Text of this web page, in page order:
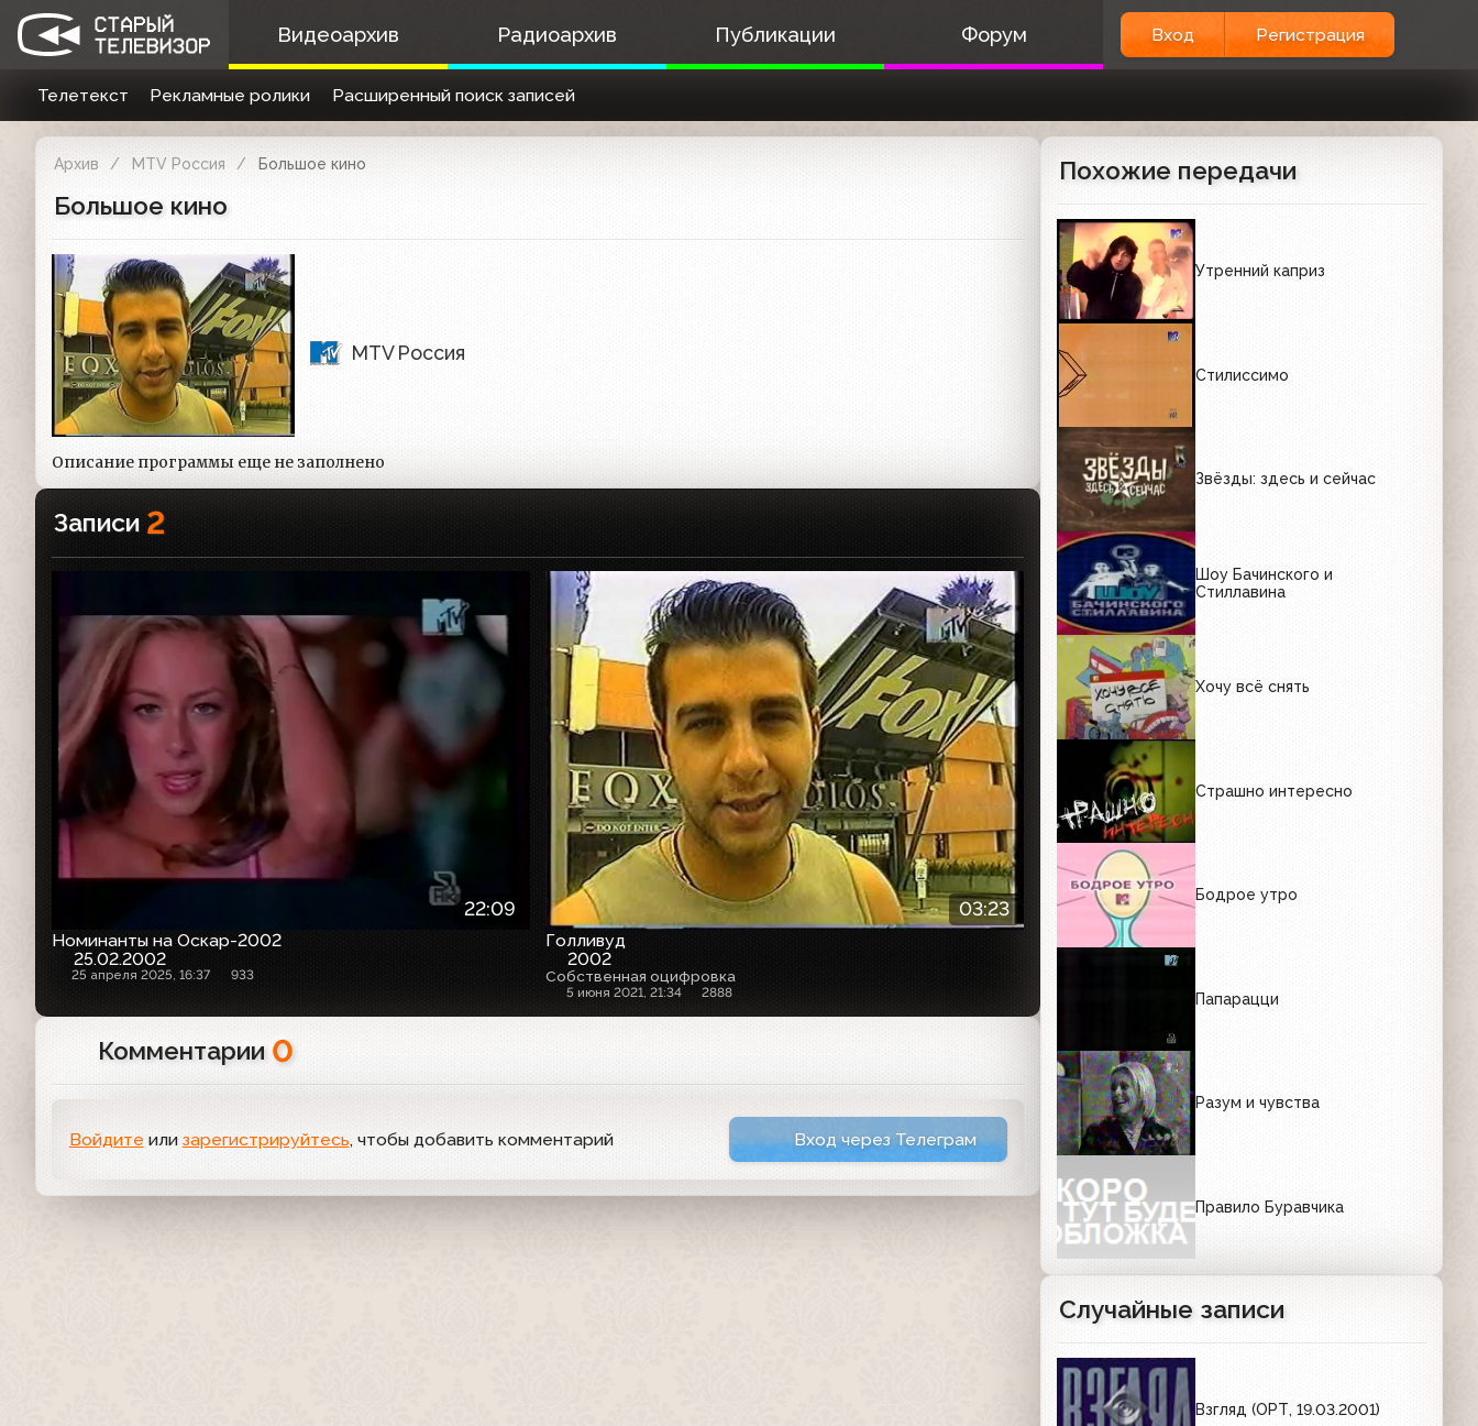
Видеоархив Радиоархив Публикации Форум Вход Регистрация
Телетекст Рекламные ролики Расширенный поиск записей
Архив MTV Россия Большое кино
Большое кино
MTV Россия
Описание программы еще не заполнено
Записи 2
22:09
Номинанты на Оскар-2002
25.02.2002
25 апреля 2025, 16:37 933
03:23
Голливуд
2002
Собственная оцифровка
5 июня 2021, 21:34 2888
Комментарии 0
Войдите или зарегистрируйтесь, чтобы добавить комментарий Вход через Телеграм
Похожие передачи
Утренний каприз
Стилиссимо
Звёзды: здесь и сейчас
Шоу Бачинского и
Стиллавина
Хочу всё снять
Страшно интересно
Бодрое утро
Папарацци
Разум и чувства
Правило Буравчика
Случайные записи
Взгляд (ОРТ, 19.03.2001)